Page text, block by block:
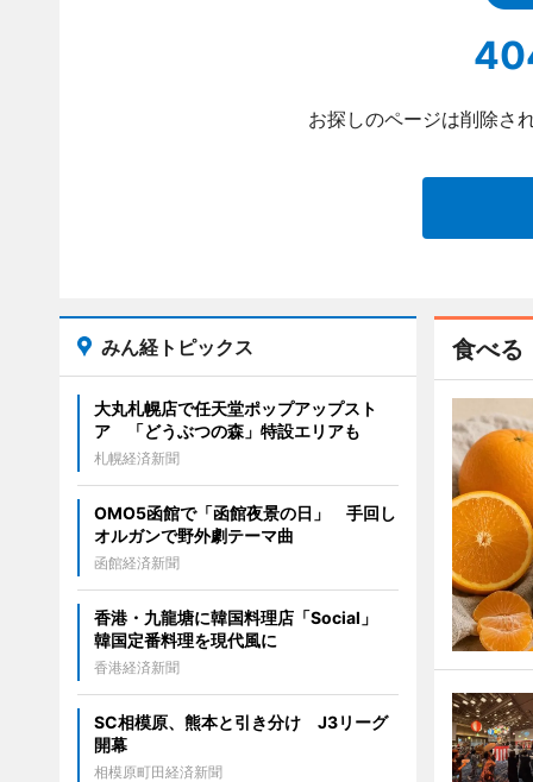
お探しのページは削除さ
食べる
みん経トピックス
大丸札幌店で任天堂ポップアップスト
ア 「どうぶつの森」特設エリアも
札幌経済新聞
OMO5函館で「函館夜景の日」 手回し
オルガンで野外劇テーマ曲
函館経済新聞
香港・九龍塘に韓国料理店「Social」
韓国定番料理を現代風に
香港経済新聞
SC相模原、熊本と引き分け J3リーグ
開幕
相模原町田経済新聞